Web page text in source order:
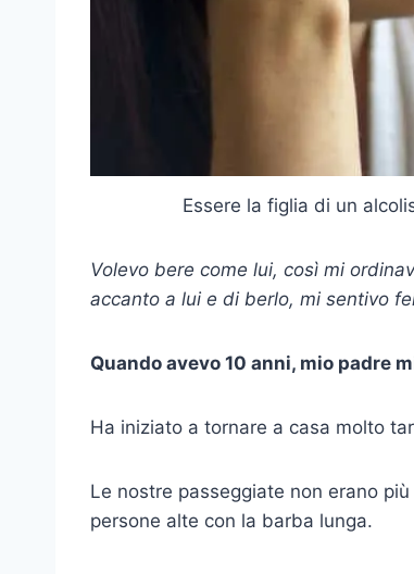
Essere la figlia di un
Volevo bere come lui, così mi
accanto a lui e di berlo, mi sentivo
Quando avevo 10 anni, mio padre
Ha iniziato a tornare a casa molto
Le nostre passeggiate non erano
persone alte con la barba lunga.